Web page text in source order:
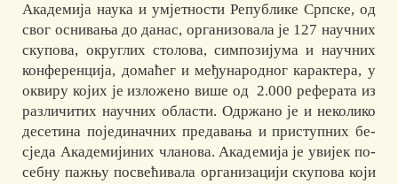
Академија наука и умјетности Републике Српске, од
свог ос­нивања до да­нас, организовала је 127 научних
скупова, округлих сто­лова, симпозијума и научних
конференција, домаћег и ме­ђу­на­род­ног ка­рак­тера, у
ок­ви­ру којих је изло­жено више од 2.000 реферата из
ра­зли­чи­тих научних области. Одржано је и неколико
десетина појединачних предавања и приступних бе­
сједа Акаде­ми­јиних чланова. Академија је увијек по­
себну па­жњу пос­ве­ћи­ва­ла ор­га­ни­зацији ску­пова који